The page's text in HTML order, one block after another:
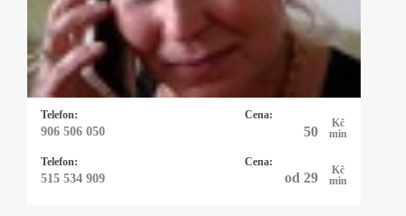
Telefon:
906 506 050
Cena:
50
Kč
min
Telefon:
515 534 909
Cena:
od 29
Kč
min
ihned jádro problému a je velmi přesná, pokud
potřebujete rychlou, jasnou odpověď můžete
zvolit právě ji a budete překvapeni, co vše ví.